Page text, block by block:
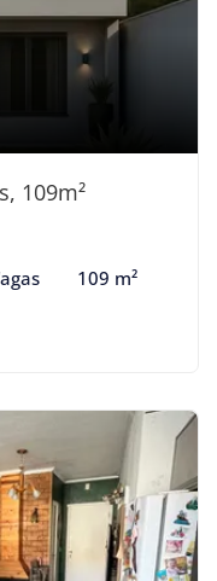
109m²
109 m²